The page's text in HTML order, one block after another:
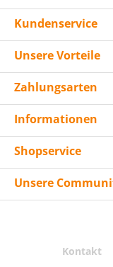
Kundenservice
Unsere Vorteile
Zahlungsarten
Informationen
Shopservice
Unsere
Kontakt